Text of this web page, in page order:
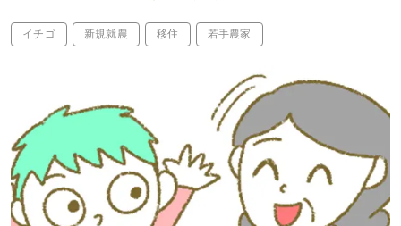
イチゴ 新規就農 移住 若手農家